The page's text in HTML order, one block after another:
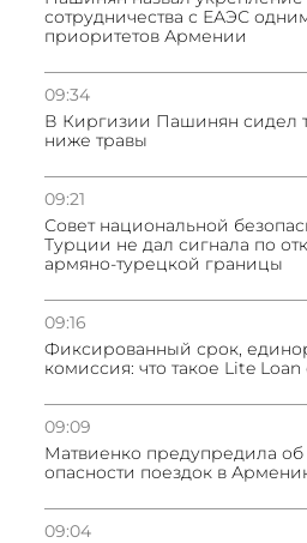
сотрудничества с ЕАЭС
приоритетов Армении
09:34
В Киргизии Пашинян сидел
ниже травы
09:21
Совет национальной
Турции не дал сигнала по
армяно-турецкой границы
09:16
Фиксированный срок,
комиссия: что такое Lite Loan
09:09
Матвиенко предупредила об
опасности поездок в
09:04